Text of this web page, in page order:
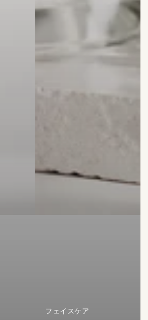
フェイスケア